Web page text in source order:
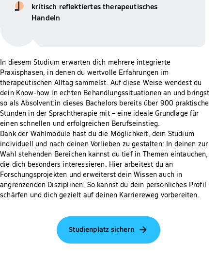
kritisch reflektiertes therapeutisches
Handeln
In diesem Studium erwarten dich mehrere integrierte
Praxisphasen, in denen du wertvolle Erfahrungen im
therapeutischen Alltag sammelst. Auf diese Weise wendest du
dein Know-how in echten Behandlungssituationen an und bringst
so als Absolvent:in dieses Bachelors bereits über 900 praktische
Stunden in der Sprachtherapie mit – eine ideale Grundlage für
einen schnellen und erfolgreichen Berufseinstieg.
Dank der Wahlmodule hast du die Möglichkeit, dein Studium
individuell und nach deinen Vorlieben zu gestalten: In deinen zur
Wahl stehenden Bereichen kannst du tief in Themen eintauchen,
die dich besonders interessieren. Hier arbeitest du an
Forschungsprojekten und erweiterst dein Wissen auch in
angrenzenden Disziplinen. So kannst du dein persönliches Profil
schärfen und dich gezielt auf deinen Karriereweg vorbereiten.
Studienplatz sichern